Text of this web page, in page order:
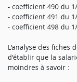
- coefficient 490 du
- coefficient 491 du
- coefficient 498 du
L'analyse des fiches
d'établir que la
moindres à savoir :